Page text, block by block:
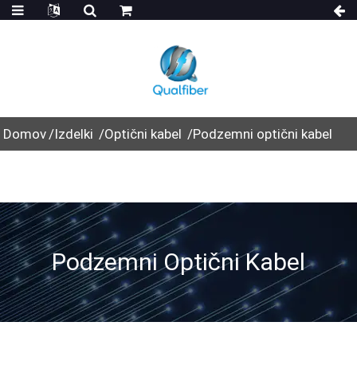
Domov Izdelki Optični kabel Podzemni optični kabel
Podzemni Optični Kabel